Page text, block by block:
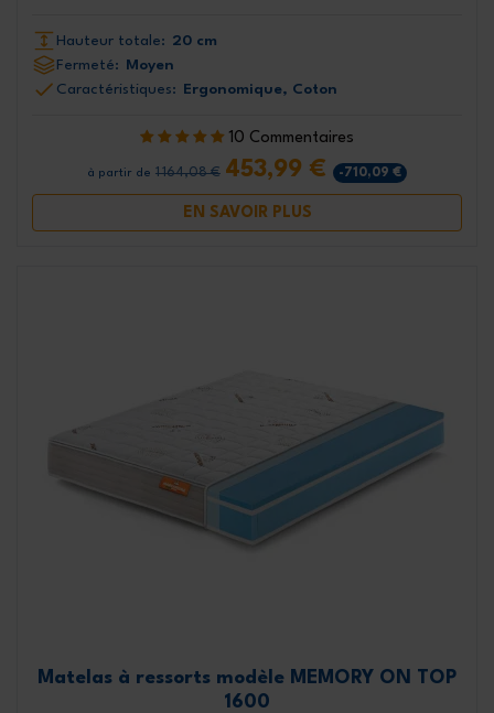
Hauteur totale: 20 cm
Fermeté:
Moyen
Caractéristiques:
Ergonomique, Coton
10 Commentaires
à partir de 1 164,08 € 453,99 € -710,09 €
EN SAVOIR PLUS
Matelas à ressorts modèle MEMORY ON TOP
1600